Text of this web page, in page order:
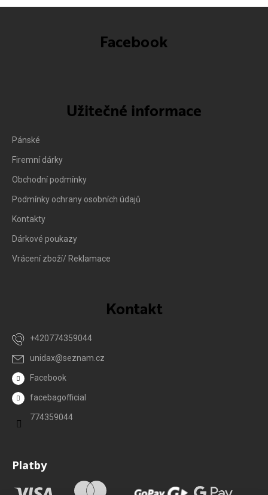
Facebook
Užitečné informace
Pánské
Firemní dárky
Obchodní podmínky
Podmínky ochrany osobních údajů
Kontakty
Dárkové poukazy
Vrácení zboží/ Reklamace
Kontakt
unidax@seznam.cz
+420774359044
Facebook
facebagofficial
774359044
Platby